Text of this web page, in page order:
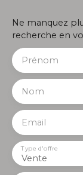
Ne manquez
recherche en
Prénom
Nom
Email
Vente
Type d'offre